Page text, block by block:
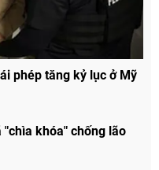
phép tăng kỷ lục ở Mỹ
"chìa khóa" chống lão